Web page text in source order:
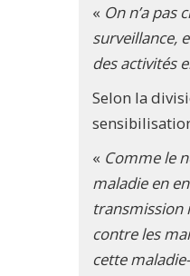
« On n’a pas
surveillance,
des activités
Selon la
« Comme le
maladie en
transmission
contre les
cette